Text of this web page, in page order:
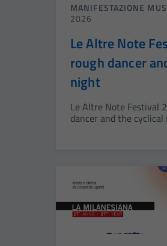
MANIFESTAZIONE
2026
Le Altre Note
rough dancer
night
Le Altre Note Festival
dancer and the